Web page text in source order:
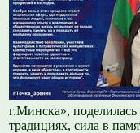
г.Минска»,
традициях, сила в